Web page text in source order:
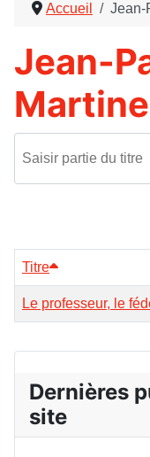
Accueil Jean-
Jean-
Titre
Le professeur, le
Dernières
site